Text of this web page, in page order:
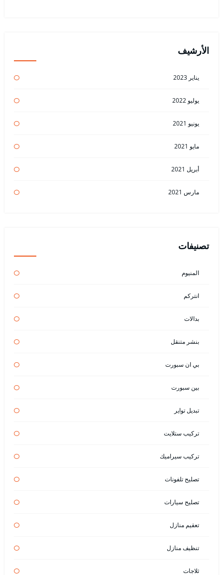
الأرشيف
يناير 2023
يوليو 2022
يونيو 2021
مايو 2021
أبريل 2021
مارس 2021
تصنيفات
المنيوم
انتركم
بدالات
بنشر متنقل
بي ان سبورت
بين سبورت
تبديل تواير
تركيب ستلايت
تركيب سيراميك
تصليح تلفونات
تصليح سيارات
تعقيم منازل
تنظيف منازل
ثلاجات